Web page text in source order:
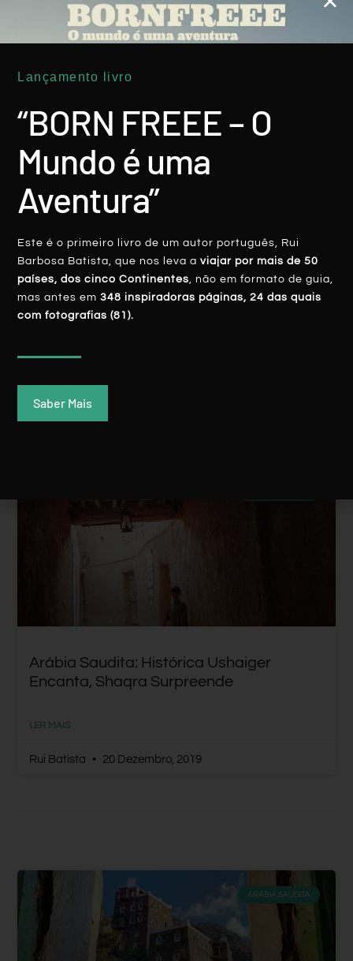
ARÁBIA SAUDITA: Quando Um Sumo De
Fruta Se ‘transforma’ Em Lágrimas
LER MAIS
Rui Batista
Arábia Saudita: Histórica Ushaiger
Encanta, Shaqra Surpreende
LER MAIS
Rui Batista 20 Dezembro, 2019
ARÁBIA SAUDITA
Lançamento livro
“BORN FREEE – O
Mundo é uma
Aventura”
Este é o primeiro livro de um autor português, Rui
Barbosa Batista, que nos leva aviajar por mais de 50
países, dos cinco Continentes, não em formato de guia,
mas antes em348 inspiradoras páginas, 24 das quais
com fotografias (81).
Saber Mais